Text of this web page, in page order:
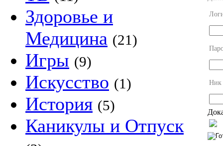
Здоровье и
Медицина (21)
Игры (9)
Искусство (1)
История (5)
Каникулы и Отпуск
Ник